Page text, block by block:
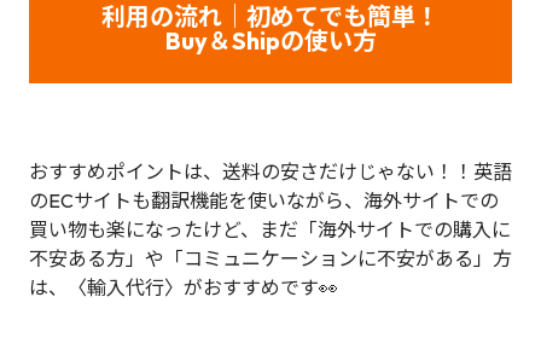
利用の流れ｜初めてでも簡単！
Buy＆Shipの使い方
おすすめポイントは、送料の安さだけじゃない！！英語
のECサイトも翻訳機能を使いながら、海外サイトでの
買い物も楽になったけど、まだ「海外サイトでの購入に
不安ある方」や「コミュニケーションに不安がある」方
は、〈輸入代行〉がおすすめです👀